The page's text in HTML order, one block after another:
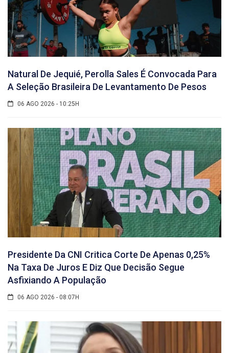
Natural De Jequié, Perolla Sales É Convocada Para
A Seleção Brasileira De Levantamento De Pesos
06 AGO 2026 - 10:25H
Presidente Da CNI Critica Corte De Apenas 0,25%
Na Taxa De Juros E Diz Que Decisão Segue
Asfixiando A População
06 AGO 2026 - 08:07H